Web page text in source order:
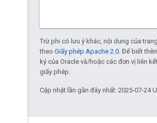
Trừ phi có lưu ý khác, nội dung của
theo Giấy phép Apache 2.0. Để biết
ký của Oracle và/hoặc các đơn vị liên
giấy phép.
Cập nhật lần gần đây nhất: 2025-07-24